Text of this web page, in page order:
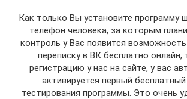
Как только Вы установите программу
телефон человека, за которым
контроль у Вас появится
переписку в ВК бесплатно онлайн,
регистрацию у нас на сайте, у вас
активируется первый
тестирования программы. Это очень